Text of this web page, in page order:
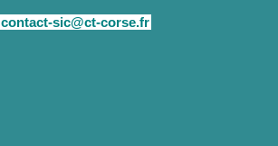
contact-sic@ct-corse.fr